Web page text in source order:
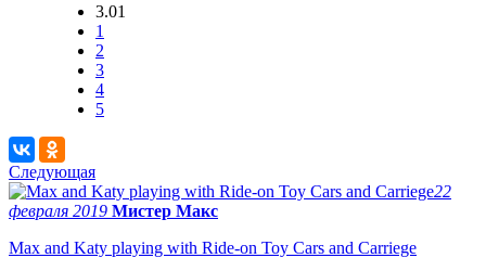
3.01
1
2
3
4
5
Следующая
22
февраля 2019 Мистер Макс
Max and Katy playing with Ride-on Toy Cars and Carriege